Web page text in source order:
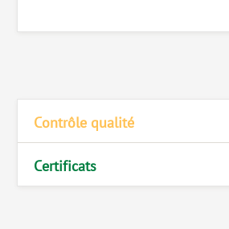
Contrôle qualité
Certificats